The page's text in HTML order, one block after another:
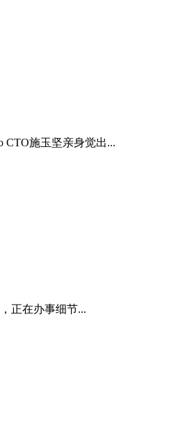
CTO施玉坚亲身觉出...
正在办事细节...